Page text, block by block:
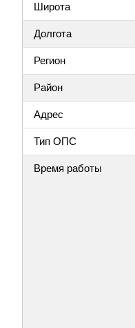
Широта
Долгота
Регион
Район
Адрес
Тип ОПС
Время работы